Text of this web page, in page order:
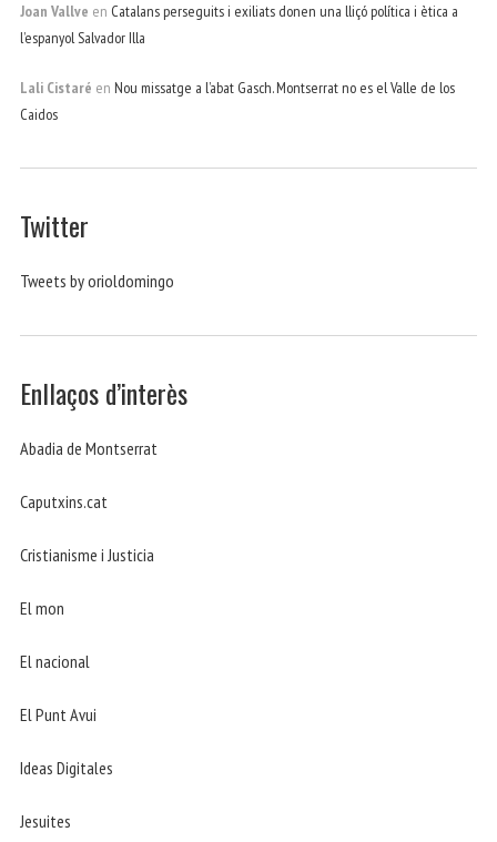
Joan Vallve en Catalans perseguits i exiliats donen una lliçó política i ètica a
l’espanyol Salvador Illa
Lali Cistaré en Nou missatge a l’abat Gasch. Montserrat no es el Valle de los
Caidos
Twitter
Tweets by orioldomingo
Enllaços d’interès
Abadia de Montserrat
Caputxins.cat
Cristianisme i Justicia
El mon
El nacional
El Punt Avui
Ideas Digitales
Jesuites